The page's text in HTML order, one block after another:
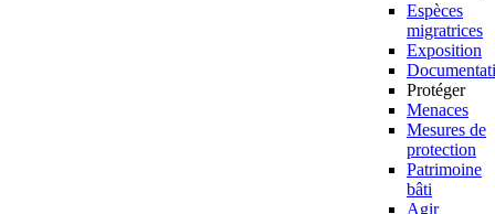
Espèces
migratrices
Exposition
Protéger
Menaces
Mesures de
protection
Patrimoine
bâti
Agir